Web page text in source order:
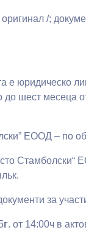
/;
юридическо
шест месеца
ЕООД – по
Стамболски“
за
г. от 14:00ч в